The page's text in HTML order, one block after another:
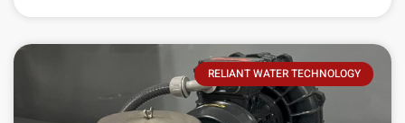
RELIANT WATER TECHNOLOGY